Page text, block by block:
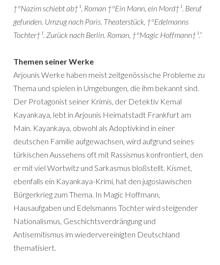
†ºNazim schiebt ab†¹, Roman †ºEin Mann, ein Mord†¹. Beruf
gefunden. Umzug nach Paris. Theaterstück, †ºEdelmanns
Tochter†¹. Zurück nach Berlin. Roman, †ºMagic Hoffmann†¹.“
Themen seiner Werke
Arjounis Werke haben meist zeitgenössische Probleme zu
Thema und spielen in Umgebungen, die ihm bekannt sind.
Der Protagonist seiner Krimis, der Detektiv Kemal
Kayankaya, lebt in Arjounis Heimatstadt Frankfurt am
Main. Kayankaya, obwohl als Adoptivkind in einer
deutschen Familie aufgewachsen, wird aufgrund seines
türkischen Aussehens oft mit Rassismus konfrontiert, den
er mit viel Wortwitz und Sarkasmus bloßstellt. Kismet,
ebenfalls ein Kayankaya-Krimi, hat den jugoslawischen
Bürgerkrieg zum Thema. In Magic Hoffmann,
Hausaufgaben und Edelsmanns Tochter wird steigender
Nationalismus, Geschichtsverdrängung und
Antisemitismus im wiedervereinigten Deutschland
thematisiert.